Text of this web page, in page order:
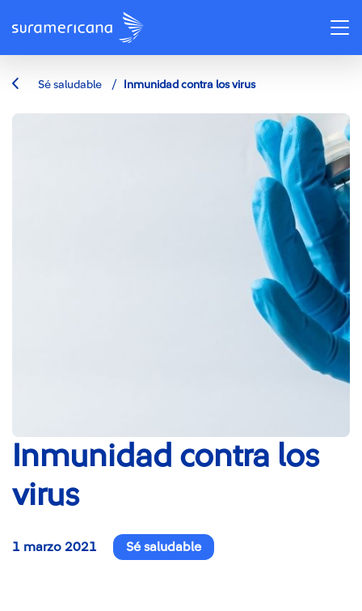
Sé saludable / Inmunidad contra los virus
Inmunidad contra los
virus
1 marzo 2021 Sé saludable